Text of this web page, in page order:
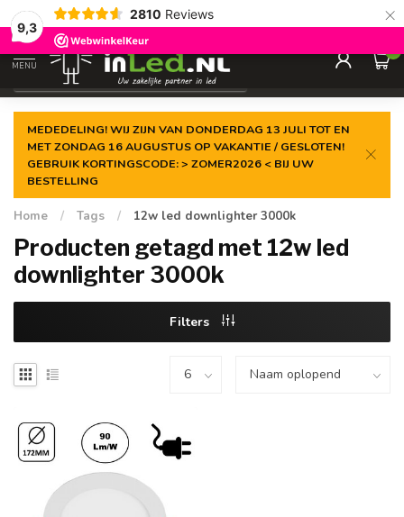
9,3
2810 Reviews ×
Gegarandeerde delaagste prijs
MENU
0
MEDEDELING! WIJ ZIJN VAN DONDERDAG 13 JULI TOT EN
MET ZONDAG 16 AUGUSTUS OP VAKANTIE / GESLOTEN!
GEBRUIK KORTINGSCODE: > ZOMER2026 < BIJ UW
BESTELLING
Home / Tags / 12w led downlighter 3000k
Producten getagd met 12w led
downlighter 3000k
Filters